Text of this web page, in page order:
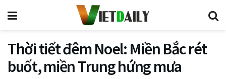
Thời tiết đêm Noel: Miền Bắc rét
buốt, miền Trung hứng mưa